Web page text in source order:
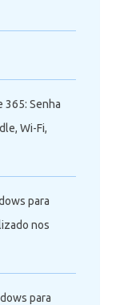
365: Senha
Wi-Fi,
para
nos
para